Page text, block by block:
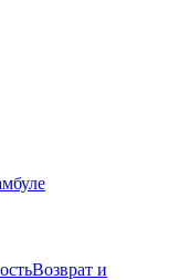
Возврат и